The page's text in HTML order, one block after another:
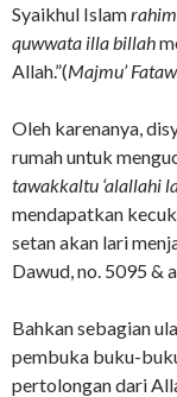
Syaikhul Islam
quwwata illa billah
Allah.”(Majmu’
Oleh karenanya,
rumah untuk
tawakkaltu ‘alallahi
mendapatkan
setan akan lari
Dawud, no. 5095 &
Bahkan sebagian
pembuka buku-
pertolongan dari